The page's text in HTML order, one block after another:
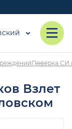
Поверка СИ
Взлет